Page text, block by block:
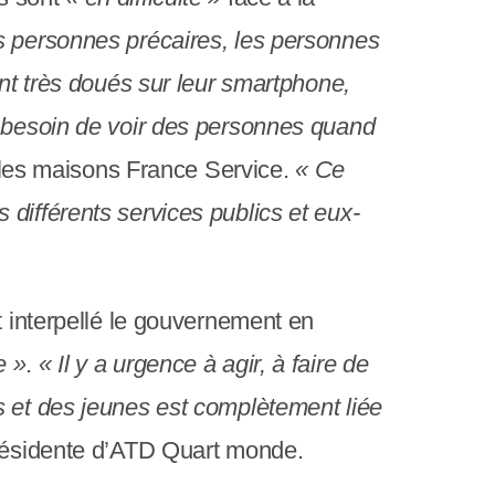
précaires, les personnes
très doués sur leur smartphone,
de voir des personnes quand
maisons France Service. « Ce
différents services publics et eux-
le gouvernement en
». « Il y a urgence à agir, à faire de
et des jeunes est complètement liée
d’ATD Quart monde.